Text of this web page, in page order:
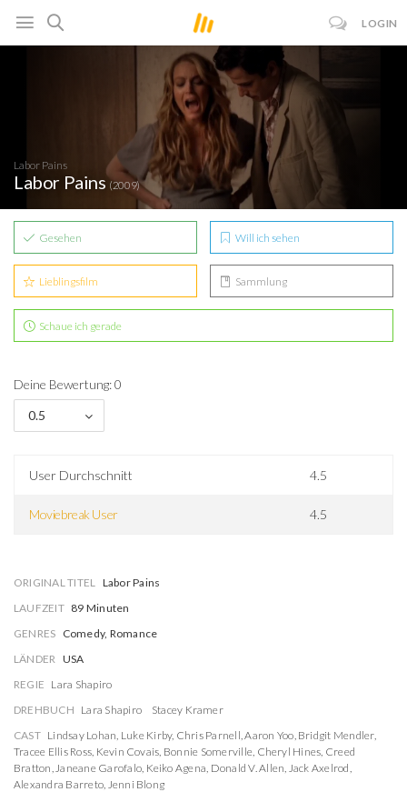
LOGIN
Labor Pains
Labor Pains(2009)
Gesehen Will ich sehen
Lieblingsfilm Sammlung
Schaue ich gerade
Deine Bewertung: 0
0.5
User Durchschnitt 4.5
Moviebreak User 4.5
ORIGINAL TITEL Labor Pains
LAUFZEIT 89 Minuten
GENRES Comedy, Romance
LÄNDER USA
REGIE Lara Shapiro
DREHBUCH Lara Shapiro
Stacey Kramer
CAST Lindsay Lohan, Luke Kirby, Chris Parnell,Aaron Yoo, Bridgit Mendler,
Tracee Ellis Ross, Kevin Covais, Bonnie Somerville, Cheryl Hines, Creed
Bratton,Janeane Garofalo, Keiko Agena, Donald V. Allen, Jack Axelrod,
Alexandra Barreto, Jenni Blong